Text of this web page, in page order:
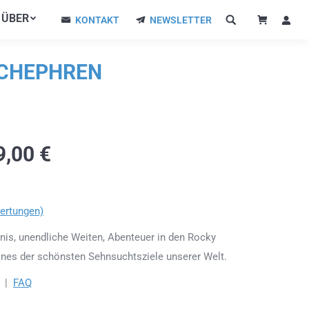
ÜBER KONTAKT NEWSLETTER
€
unendliche Weiten, Abenteuer in den Rocky
der schönsten Sehnsuchtsziele unserer Welt.
| FAQ
ÜBER KONTAKT NEWSLETTER